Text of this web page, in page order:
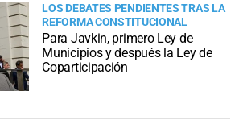
LOS DEBATES PENDIENTES TRAS LA
REFORMA CONSTITUCIONAL
Para Javkin, primero Ley de
Municipios y después la Ley de
Coparticipación